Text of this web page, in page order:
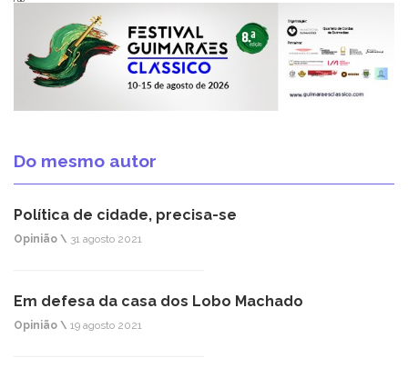
Do mesmo autor
Política de cidade, precisa-se
Opinião \ 31 agosto 2021
Em defesa da casa dos Lobo Machado
Opinião \ 19 agosto 2021